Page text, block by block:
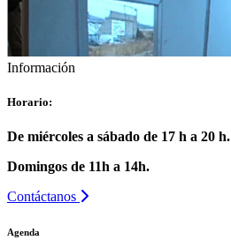
Información
Horario:
De miércoles a sábado de 17 h a 20 h.
Domingos de 11h a 14h.
Contáctanos
Agenda